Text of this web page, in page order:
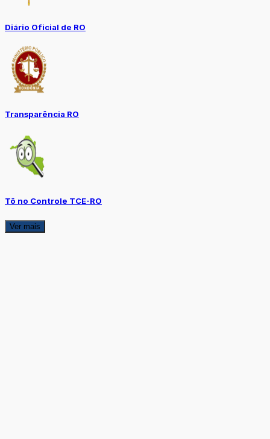
Diário Oficial de RO
Transparência RO
Tô no Controle TCE-RO
Ver mais